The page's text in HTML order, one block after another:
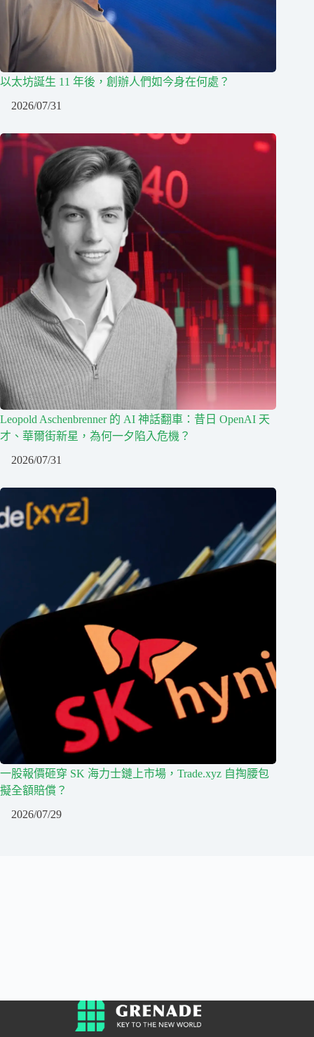
以太坊誕生 11 年後，創辦人們如今身在何處？
2026/07/31
Leopold Aschenbrenner 的 AI 神話翻車：昔日 OpenAI 天
才、華爾街新星，為何一夕陷入危機？
2026/07/31
一股報價砸穿 SK 海力士鏈上市場，Trade.xyz 自掏腰包
擬全額賠償？
2026/07/29